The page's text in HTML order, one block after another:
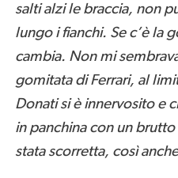
salti alzi le braccia, non
lungo i fianchi. Se c’è la
cambia. Non mi
gomitata di Ferrari, al
Donati si è innervosito e
in panchina con un
stata scorretta, così